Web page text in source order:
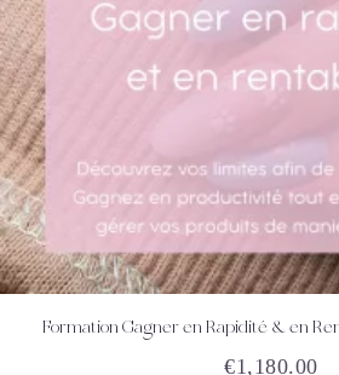
ACHETEZ
Formation Gagner en Rapidité & en
€1,180.00